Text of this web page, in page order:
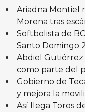
Ariadna Montiel
Morena tras
Softbolista de
Santo Domingo
Abdiel Gutiérrez
como parte del
Gobierno de
y mejora la
Así llega Toros